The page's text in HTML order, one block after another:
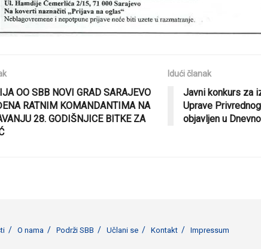
OO SBB NOVI GRAD SARAJEVO
RATNIM KOMANDANTIMA NA
28. GODIŠNJICE BITKE ZA
Idući članak
Javni konkurs za
Uprave
objavljen u
O nama Podrži SBB Učlani se Kontakt Impressum